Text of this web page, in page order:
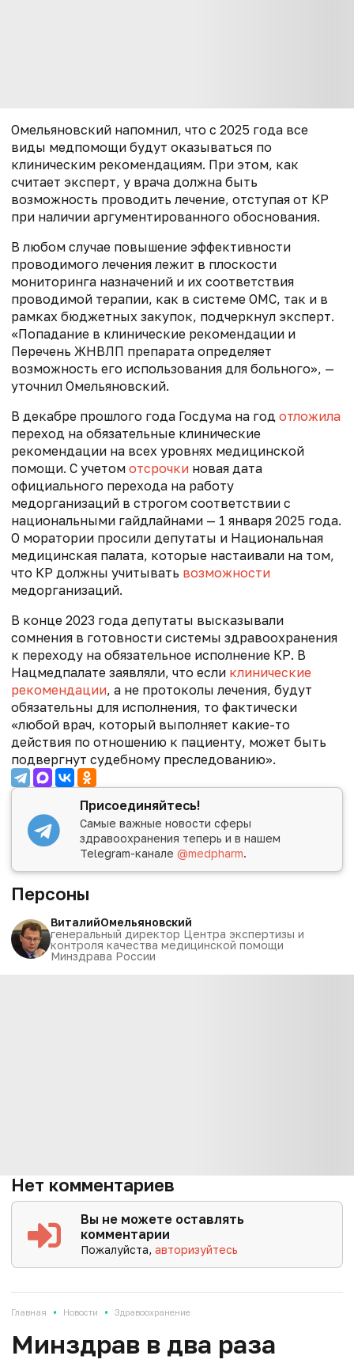
Омельяновский напомнил, что с 2025 года все
виды медпомощи будут оказываться по
клиническим рекомендациям. При этом, как
считает эксперт, у врача должна быть
возможность проводить лечение, отступая от КР
при наличии аргументированного обоснования.
В любом случае повышение эффективности
проводимого лечения лежит в плоскости
мониторинга назначений и их соответствия
проводимой терапии, как в системе ОМС, так и в
рамках бюджетных закупок, подчеркнул эксперт.
«Попадание в клинические рекомендации и
Перечень ЖНВЛП препарата определяет
возможность его использования для больного», —
уточнил Омельяновский.
В декабре прошлого года Госдума на год отложила
переход на обязательные клинические
рекомендации на всех уровнях медицинской
помощи. С учетом отсрочки новая дата
официального перехода на работу
медорганизаций в строгом соответствии с
национальными гайдлайнами — 1 января 2025 года.
О моратории просили депутаты и Национальная
медицинская палата, которые настаивали на том,
что КР должны учитывать возможности
медорганизаций.
В конце 2023 года депутаты высказывали
сомнения в готовности системы здравоохранения
к переходу на обязательное исполнение КР. В
Нацмедпалате заявляли, что если клинические
рекомендации, а не протоколы лечения, будут
обязательны для исполнения, то фактически
«любой врач, который выполняет какие-то
действия по отношению к пациенту, может быть
подвергнут судебному преследованию».
Присоединяйтесь!
Самые важные новости сферы
здравоохранения теперь и в нашем
Telegram-канале@medpharm.
Персоны
ВиталийОмельяновский
генеральный директор Центра экспертизы и
контроля качества медицинской помощи
Минздрава России
Нет комментариев
Вы не можете оставлять
комментарии
Пожалуйста,авторизуйтесь
Главная • Новости • Здравоохранение
Минздрав в два раза